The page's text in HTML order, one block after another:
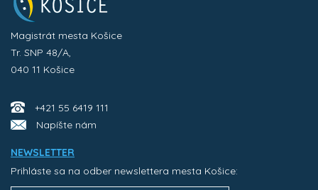
Magistrát mesta Košice
Tr. SNP 48/A,
040 11 Košice
+421 55 6419 111
Napíšte nám
NEWSLETTER
Prihláste sa na odber newslettera mesta Košice: